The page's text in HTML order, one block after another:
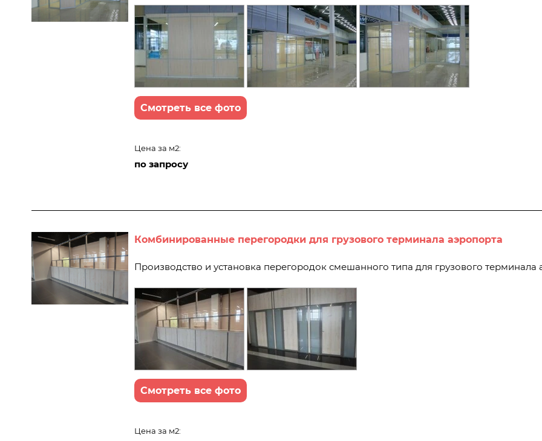
Смотреть все фото
Цена за м2:
по запросу
Комбинированные перегородки для грузового терминала аэропорта
Производство и установка перегородок смешанного типа для грузового терминала
Смотреть все фото
Цена за м2: